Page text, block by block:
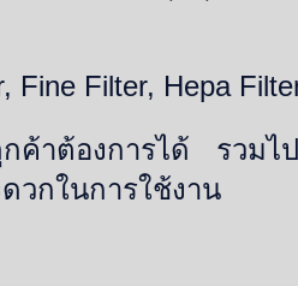
Filter, Hepa
ค้าต้องการได้ รวมไ
วกในการใช้งาน